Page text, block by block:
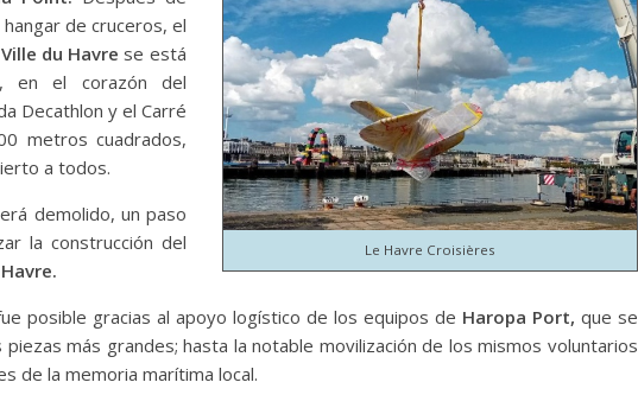
Le Havre Croisières
de cruceros, el
du Havre se está
en el corazón del
Decathlon y el Carré
metros cuadrados,
a todos.
demolido, un paso
la construcción del
posible gracias al apoyo logístico de los equipos de Haropa Port, que se
más grandes; hasta la notable movilización de los mismos voluntarios
de la memoria marítima local.